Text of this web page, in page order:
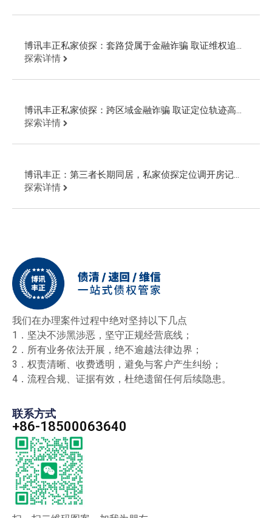
博讯丰正私家侦探：套路贷属于金融诈骗 取证维权追回
欠款
探索详情
博讯丰正私家侦探：跨区域金融诈骗 取证定位轨迹高效
追回欠款
探索详情
博讯丰正：第三者长期同居，私家侦探定位调开房记录
追回财物
探索详情
我们在办理案件过程中绝对坚持以下几点
1．坚决不涉黑涉恶，坚守正规经营底线；
2．所有业务依法开展，绝不逾越法律边界；
3．权责清晰、收费透明，避免与客户产生纠纷；
4．流程合规、证据有效，杜绝遗留任何后续隐患。
联系方式
+86-18500063640